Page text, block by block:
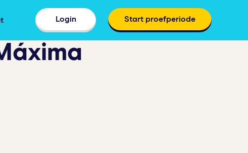
Login Start proefperiode